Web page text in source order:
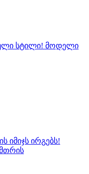
სტილი! მოდელი
იმიჯს ირგებს!